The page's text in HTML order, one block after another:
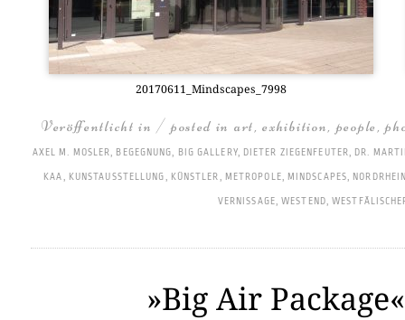
20170611_Mindscapes_7998
Veröffentlicht in / posted in art,exhibition, people,
AXEL M. MOSLER, BEGEGNUNG, BIG GALLERY, DIETER ZIEGENFEUTER, DR.
KAA, KUNSTAUSSTELLUNG, KÜNSTLER, METROPOLE, MINDSCAPES,
VERNISSAGE,WESTEND,
»Big Air